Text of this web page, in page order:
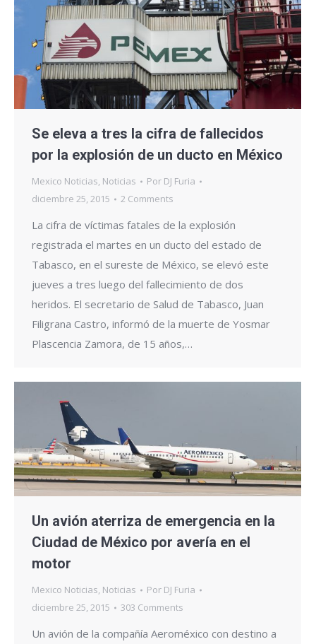
Se eleva a tres la cifra de fallecidos
por la explosión de un ducto en México
Mexico Noticias, Noticias Por DJ Furia
diciembre 25, 2015
2 Comments
La cifra de víctimas fatales de la explosión
registrada el martes en un ducto del estado de
Tabasco, en el sureste de México, se elevó este
jueves a tres luego del fallecimiento de dos
heridos. El secretario de Salud de Tabasco, Juan
Filigrana Castro, informó de la muerte de Yosmar
Plascencia Zamora, de 15 años,…
Un avión aterriza de emergencia en la
Ciudad de México por avería en el
motor
Mexico Noticias, Noticias Por DJ Furia
diciembre 25, 2015
303 Comments
Un avión de la compañía Aeroméxico con destino a